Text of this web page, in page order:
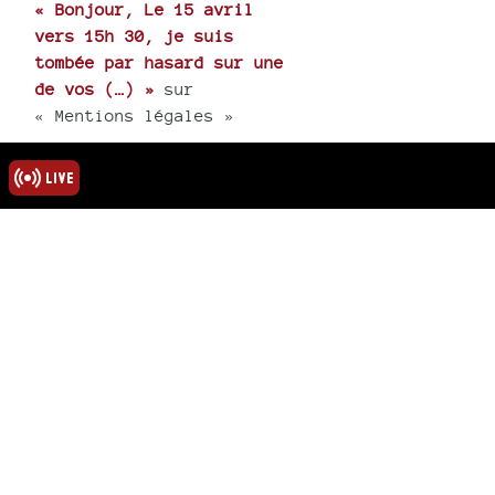
« Bonjour, Le 15 avril
vers 15h 30, je suis
tombée par hasard sur une
de vos (…) » sur
« Mentions légales »
« J’apprends le décès de
Majid. toutes mes
condoléances à tous, sa